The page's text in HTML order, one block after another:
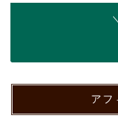
アフ